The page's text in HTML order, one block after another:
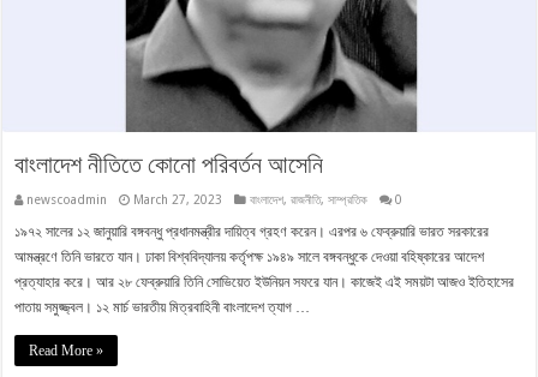
বাংলাদেশ নীতিতে কোনো পরিবর্তন আসেনি
newscoadmin March 27, 2023 বাংলাদেশ,রাজনীতি,সাম্প্রতিক 0
১৯৭২ সালের ১২ জানুয়ারি বঙ্গবন্ধু প্রধানমন্ত্রীর দায়িত্ব গ্রহণ করেন। এরপর ৬ ফেব্রুয়ারি ভারত সরকারের
আমন্ত্রণে তিনি ভারতে যান। ঢাকা বিশ্ববিদ্যালয় কর্তৃপক্ষ ১৯৪৯ সালে বঙ্গবন্ধুকে দেওয়া বহিষ্কারের আদেশ
প্রত্যাহার করে। আর ২৮ ফেব্রুয়ারি তিনি সোভিয়েত ইউনিয়ন সফরে যান। কাজেই এই সময়টা আজও ইতিহাসের
পাতায় সমুজ্জ্বল। ১২ মার্চ ভারতীয় মিত্রবাহিনী বাংলাদেশ ত্যাগ …
Read More »